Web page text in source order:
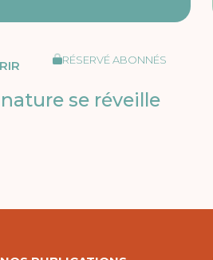
RÉSERVÉ ABONNÉS
se réveille